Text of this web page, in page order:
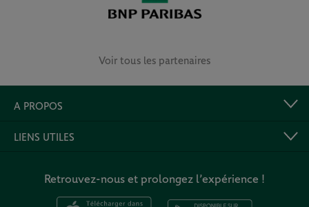
Voir tous les partenaires
A PROPOS
LIENS UTILES
Retrouvez-nous et prolongez l’expérience !